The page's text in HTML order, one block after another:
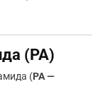
(PA)
(PA —